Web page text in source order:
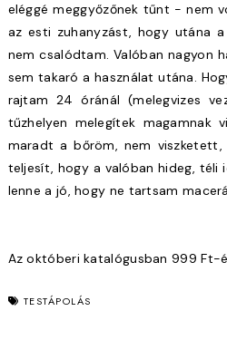
eléggé meggyőzőnek tűnt - nem
az esti zuhanyzást, hogy utána
nem csalódtam. Valóban nagyon
sem takaró a használat utána.
rajtam 24 óránál (melegvizes
tűzhelyen melegítek magamnak
maradt a bőröm, nem
teljesít, hogy a valóban hideg, téli
lenne a jó, hogy ne tartsam
Az októberi katalógusban 999
TESTÁPOLÁS